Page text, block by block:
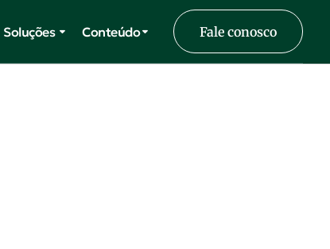
Soluções Conteúdo Fale conosco